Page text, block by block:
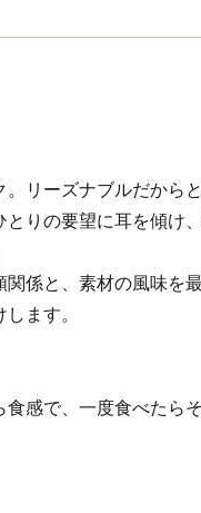
リーズナブルだから
りの要望に耳を傾け
係と、素材の風味を
ます。
感で、一度食べたら